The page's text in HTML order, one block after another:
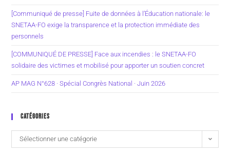
[Communiqué de presse] Fuite de données à l’Éducation nationale: le
SNETAA-FO exige la transparence et la protection immédiate des
personnels
[COMMUNIQUÉ DE PRESSE] Face aux incendies : le SNETAA-FO
solidaire des victimes et mobilisé pour apporter un soutien concret
AP MAG N°628 · Spécial Congrès National · Juin 2026
CATÉGORIES
Sélectionner une catégorie